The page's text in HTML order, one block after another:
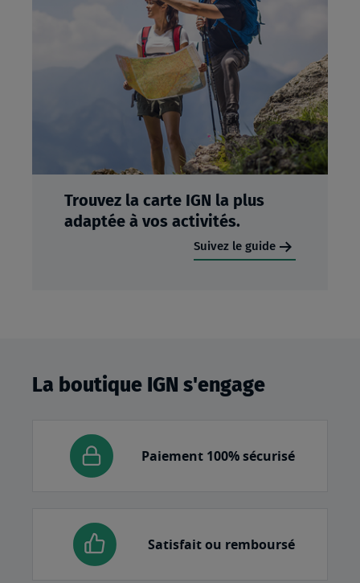
Trouvez la carte IGN la plus
adaptée à vos activités.
Suivez le guide
La boutique IGN s'engage
Paiement 100% sécurisé
Satisfait ou remboursé